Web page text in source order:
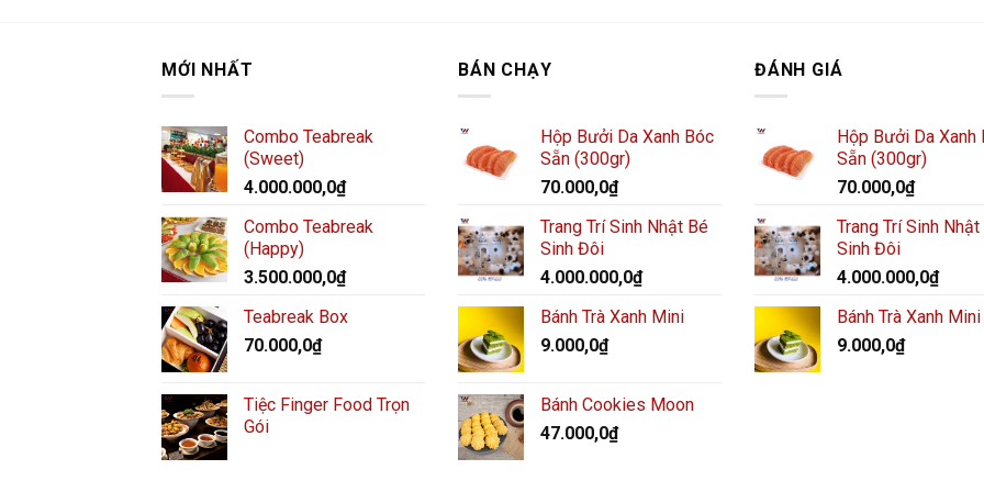
MỚI NHẤT
Combo Teabreak
(Sweet)
4.000.000,0₫
Combo Teabreak
(Happy)
3.500.000,0₫
Teabreak Box
70.000,0₫
Tiệc Finger Food Trọn
Gói
BÁN CHẠY
Hộp Bưởi Da Xanh Bóc
Sẵn (300gr)
70.000,0₫
Trang Trí Sinh Nhật Bé
Sinh Đôi
4.000.000,0₫
Bánh Trà Xanh Mini
9.000,0₫
Bánh Cookies Moon
47.000,0₫
ĐÁNH GIÁ
Hộp Bưởi Da Xanh
Sẵn (300gr)
70.000,0₫
Trang Trí Sinh Nhật
Sinh Đôi
4.000.000,0₫
Bánh Trà Xanh Mini
9.000,0₫